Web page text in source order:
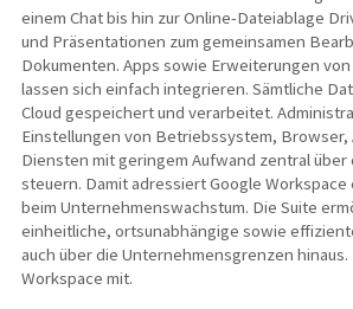
einem Chat bis hin zur Online-Dateiablage
und Präsentationen zum gemeinsamen
Dokumenten. Apps sowie Erweiterungen
lassen sich einfach integrieren. Sämtliche
Cloud gespeichert und verarbeitet.
Einstellungen von Betriebssystem, Browser,
Diensten mit geringem Aufwand zentral über
steuern. Damit adressiert Google
beim Unternehmenswachstum. Die Suite
einheitliche, ortsunabhängige sowie
auch über die Unternehmensgrenzen
Workspace mit.